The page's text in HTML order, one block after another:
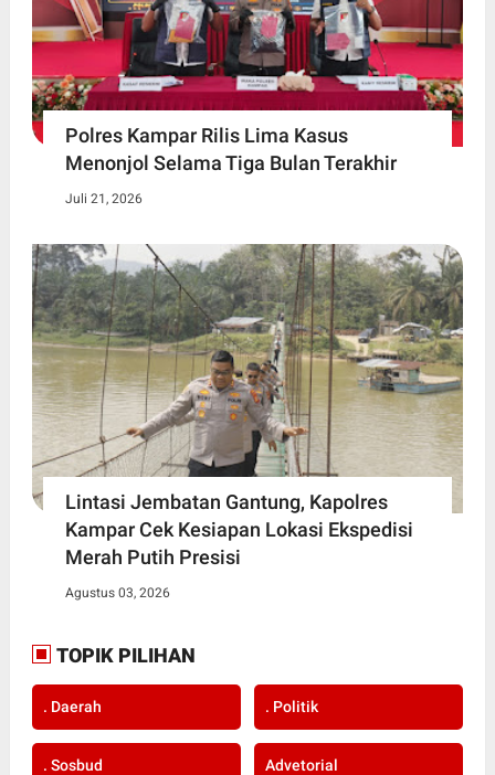
Polres Kampar Rilis Lima Kasus
Menonjol Selama Tiga Bulan Terakhir
Juli 21, 2026
Lintasi Jembatan Gantung, Kapolres
Kampar Cek Kesiapan Lokasi Ekspedisi
Merah Putih Presisi
Agustus 03, 2026
TOPIK PILIHAN
. Daerah . Politik
. Sosbud Advetorial